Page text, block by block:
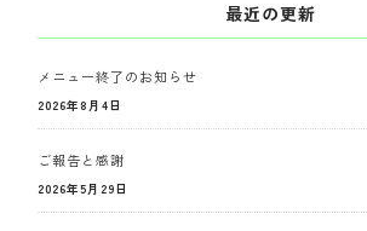
最近の更新
メニュー終了のお知らせ
2026年8月4日
ご報告と感謝
2026年5月29日